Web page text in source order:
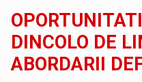
DINCOLO DE
ABORDARII